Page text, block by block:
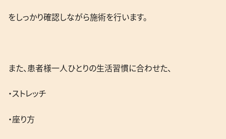
をしっかり確認しながら施術を行います。
また、患者様一人ひとりの生活習慣に合わせた、
・ストレッチ
・座り方